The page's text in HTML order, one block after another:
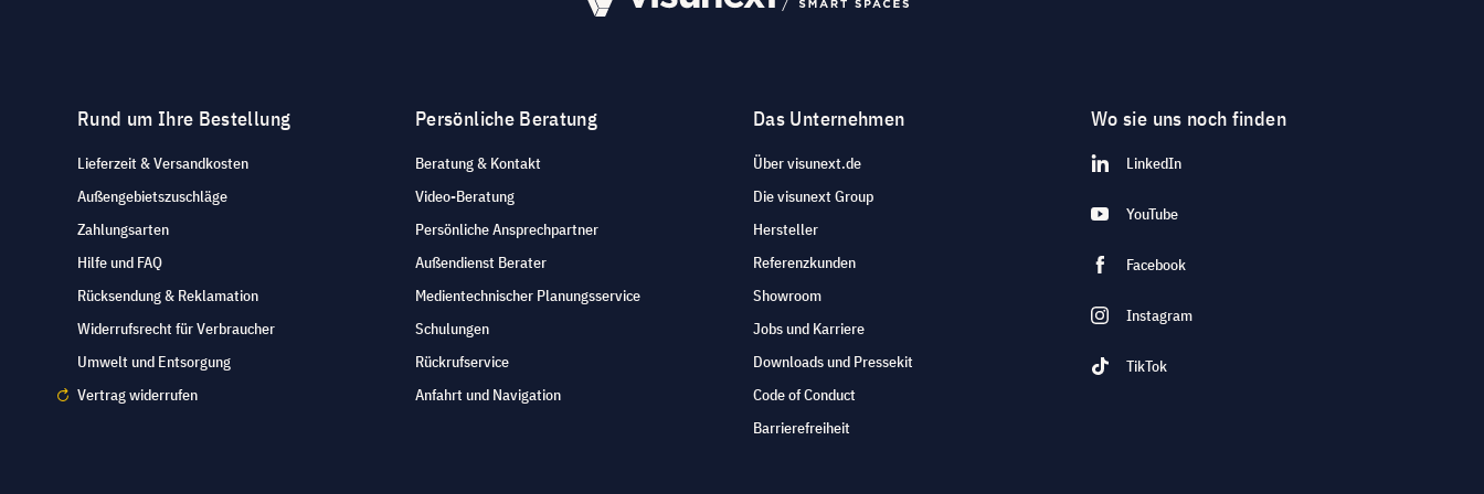
Rund um Ihre Bestellung
Lieferzeit & Versandkosten
Außengebietszuschläge
Zahlungsarten
Hilfe und FAQ
Rücksendung & Reklamation
Widerrufsrecht für Verbraucher
Umwelt und Entsorgung
Vertrag widerrufen
Persönliche Beratung
Beratung & Kontakt
Video-Beratung
Persönliche Ansprechpartner
Außendienst Berater
Medientechnischer Planungsservice
Schulungen
Rückrufservice
Anfahrt und Navigation
Das Unternehmen
Über visunext.de
Die visunext Group
Hersteller
Referenzkunden
Showroom
Jobs und Karriere
Downloads und Pressekit
Code of Conduct
Barrierefreiheit
Wo sie uns noch finden
LinkedIn
YouTube
Facebook
Instagram
TikTok